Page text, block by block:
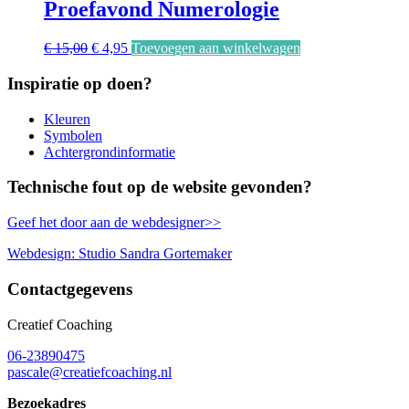
Proefavond Numerologie
€15,00 Oorspronkelijke
was:
€ 15,00.
€ 4,95Huidige
is:
Toevoegen aan winkelwagen
Inspiratie op doen?
Kleuren
Symbolen
Achtergrondinformatie
Technische fout op de website gevonden?
Geef het door aan de webdesigner>>
Webdesign: Studio Sandra Gortemaker
Contactgegevens
Creatief Coaching
06-23890475
pascale@creatiefcoaching.nl
Bezoekadres